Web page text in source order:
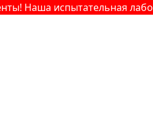
испытательная